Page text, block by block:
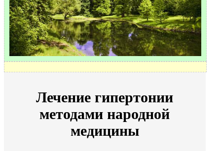
Лечение гипертонии
методами народной
медицины